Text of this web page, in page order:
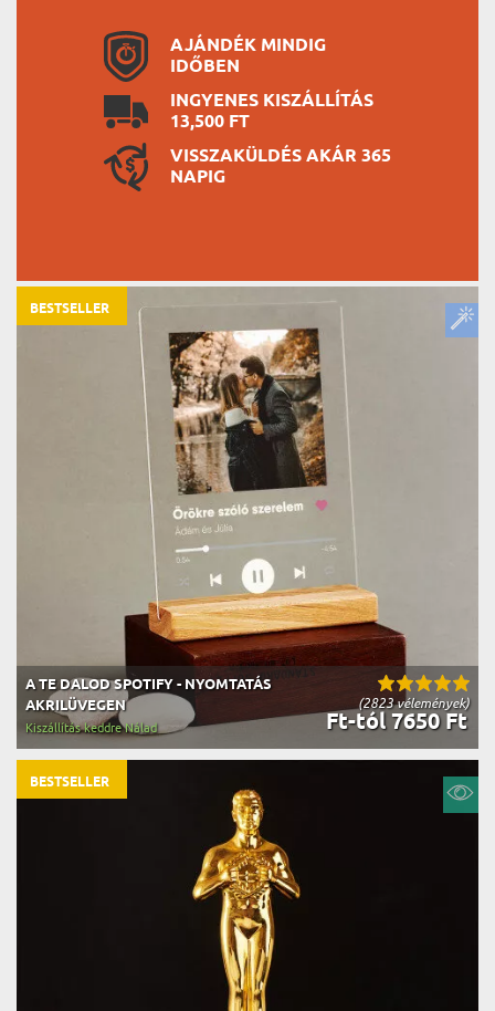
AJÁNDÉK MINDIG
IDŐBEN
INGYENES KISZÁLLÍTÁS
13,500 FT
VISSZAKÜLDÉS AKÁR 365
NAPIG
(2823 vélemények)
A TE DALOD SPOTIFY - NYOMTATÁS
AKRILÜVEGEN
Ft-tól 7650 Ft
Kiszállítás keddre Nálad
BESTSELLER
BESTSELLER